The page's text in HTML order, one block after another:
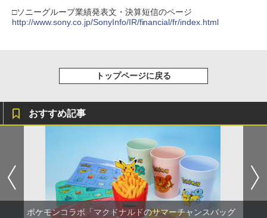
￥2,618
マスター TH8S シフター - PC、PS4、P
S5、PS5 Pro、Xbox One、Xbox Serie
￥10,780
￥8,698
ルアイドルクラブ Bloom Garden Part
y』Blu-ray（特装限定版）
￥8,589
□ソニーグループ業績発表文・決算短信のページ
http://www.sony.co.jp/SonyInfo/IR/financial/fr/index.html
トップページに戻る
おすすめ記事
ポケモンコラボ「マクドナルドのサマーチャンスバッグ